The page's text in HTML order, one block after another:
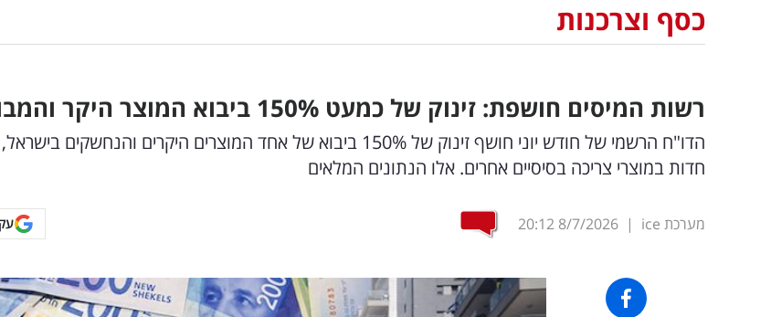
כסף וצרכנות
רשות המיסים חושפת: זינוק של כמעט 150 % ביבוא המוצר היקר
הדו"ח הרשמי של חודש יוני חושף זינוק של 150% ביבוא של אחד המוצרים היקרים
חדות במוצרי צריכה בסיסיים אחרים. אלו הנתונים המלאים
מערכת ice |
8/7/2026
20:12